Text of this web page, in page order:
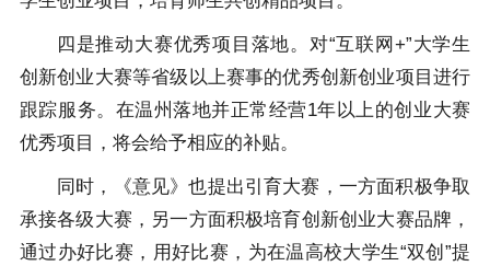
四是推动大赛优秀项目落地。对“互联网+”大学生
创新创业大赛等省级以上赛事的优秀创新创业项目进行
跟踪服务。在温州落地并正常经营1年以上的创业大赛
优秀项目，将会给予相应的补贴。
同时，《意见》也提出引育大赛，一方面积极争取
承接各级大赛，另一方面积极培育创新创业大赛品牌，
通过办好比赛，用好比赛，为在温高校大学生“双创”提